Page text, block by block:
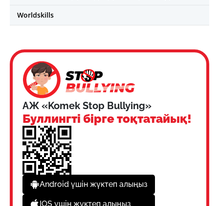
Worldskills
АЖ «Komek Stop Bullying»
Буллингті бірге тоқтатайық!
Android үшін жүктеп алыңыз
IOS үшін жүктеп алыңыз